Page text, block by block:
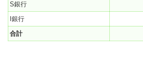
S銀行
I銀行
合計